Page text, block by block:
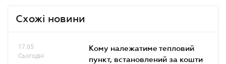
Схожі новини
17.05
Сьогодні
Кому належатиме тепловий
пункт, встановлений за кошти